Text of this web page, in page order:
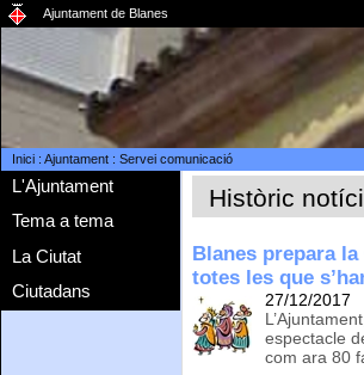
Ajuntament de Blanes
Inici: Ajuntament: Servei comunicació
L'Ajuntament
Tema a tema
La Ciutat
Ciutadans
Històric
Blanes prepara la
totes les que
27/12/2017
espectacle
com ara 80